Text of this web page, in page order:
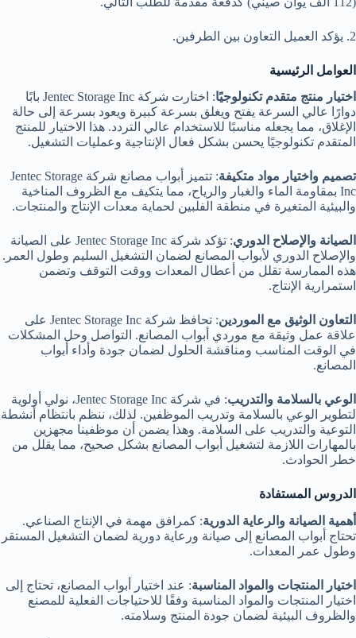
2. يؤكد العميل التعاون بين الطرفين.
العوامل الرئيسية
اختيار منتج متقدم تكنولوجيًا
: اختارت شركة Jentec Storage Inc بابًا
دوارًا عالي السرعة يفتح ويغلق بسرعة كبيرة ويعود بسرعة إلى حالة
الإغلاق، مما يجعله مناسبًا للاستخدام عالي التردد. هذا الاختيار للمنتج
المتقدم تكنولوجيًا يحسن بشكل فعال الإنتاجية وعمليات التشغيل.
تصميم واختيار مواد متكيفة
: تتميز أبواب مصانع شركة Jentec Storage
Inc بمقاومة الماء والغبار والرياح، مما يتكيف مع الظروف المناخية
والبيئية المتغيرة في منطقة الفلبين لحماية معدات الإنتاج والمنتجات.
الصيانة والإصلاح الدوري
: تؤكد شركة Jentec Storage Inc على الصيانة
والإصلاح الدوري لأبواب المصانع لضمان التشغيل السليم وطول العمر.
هذه الممارسة تقلل من أعطال المعدات ووقت التوقف وتضمن
استمرارية الإنتاج.
التعاون الوثيق مع الموردين
: تحافظ شركة Jentec Storage Inc على
علاقة عمل وثيقة مع موردي أبواب المصانع. التواصل وحل المشكلات
في الوقت المناسب ومناقشة الحلول لضمان جودة وأداء أبواب
المصانع.
الوعي بالسلامة والتدريب
: في شركة Jentec Storage Inc، نولي أولوية
لتطوير الوعي بالسلامة وتدريب الموظفين. لذلك، ننظم بانتظام أنشطة
التوعية والتدريب على السلامة. وهذا يضمن أن موظفينا مجهزين
بالمهارات اللازمة لتشغيل أبواب المصانع بشكل صحيح، مما يقلل من
خطر الحوادث.
الدروس المستفادة
أهمية الصيانة والرعاية الدورية: كمرافق مهمة في الإنتاج الصناعي.
تحتاج أبواب المصانع إلى صيانة ورعاية دورية لضمان التشغيل المستقر
وطول عمر المعدات.
اختيار المنتجات والمواد المناسبة: عند اختيار أبواب المصانع، تحتاج إلى
اختيار المنتجات والمواد المناسبة وفقًا للاحتياجات الفعلية للمصنع
والظروف البيئية لضمان جودة المنتج وسلامته.